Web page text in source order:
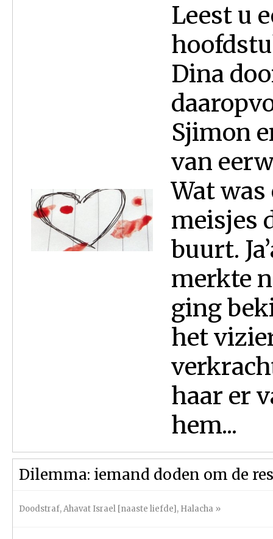
Leest u
Dina
Sjimon
van
Wat was
meisjes
buurt.
merkte
ging
het
haar er
hem...
Dilemma: iemand doden om de
Doodstraf,Ahavat Israel [naaste liefde], Halacha »